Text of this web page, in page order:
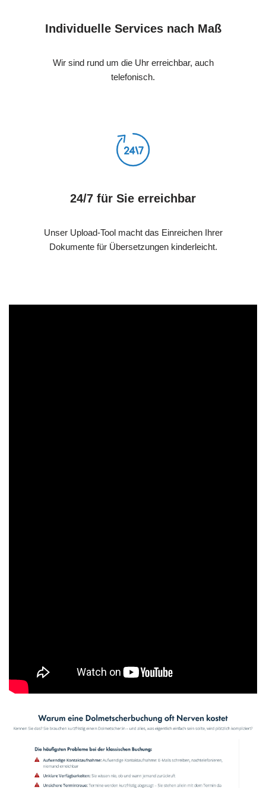
Individuelle Services nach Maß
Wir sind rund um die Uhr erreichbar, auch
telefonisch.
24/7 für Sie erreichbar
Unser Upload-Tool macht das Einreichen Ihrer
Dokumente für Übersetzungen kinderleicht.